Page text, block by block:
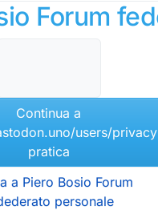
Forum
Continua a
users/privacy
pratica
a Piero Bosio Forum
personale